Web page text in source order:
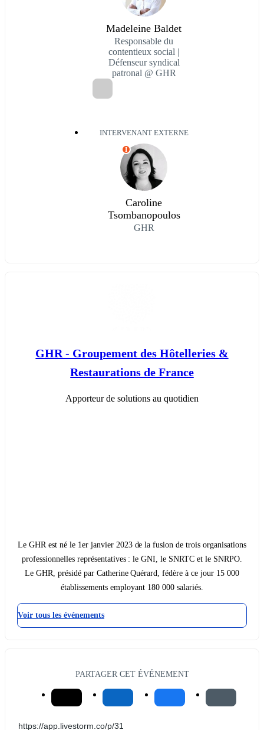
Madeleine Baldet
Responsable du
contentieux social |
Défenseur syndical
patronal @ GHR
INTERVENANT EXTERNE
I
Caroline
Tsombanopoulos
GHR
GHR - Groupement des Hôtelleries &
Restaurations de France
Apporteur de solutions au quotidien
Le GHR est né le 1er janvier 2023 de la fusion de trois organisations
professionnelles représentatives : le GNI, le SNRTC et le SNRPO.
Le GHR, présidé par Catherine Quérard, fédère à ce jour 15 000
établissements employant 180 000 salariés.
Voir tous les événements
PARTAGER CET ÉVÉNEMENT